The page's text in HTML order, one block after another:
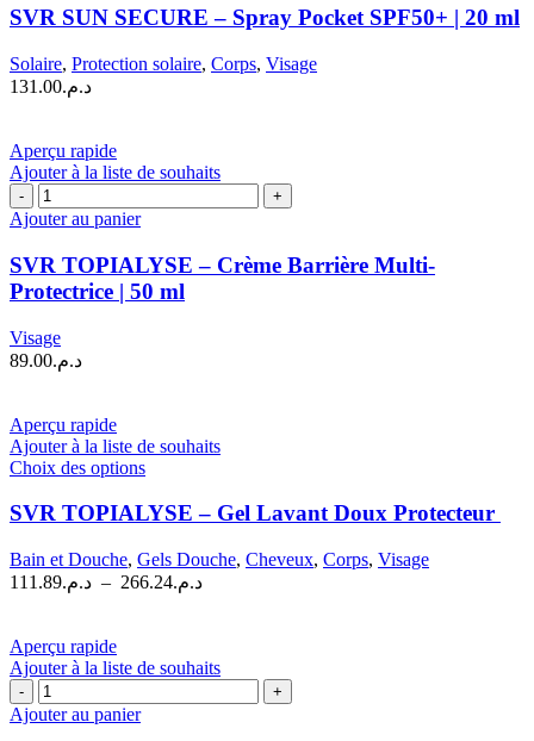
SUN
SECURE
–
Spray
Pocket
20
ml
SVR SUN SECURE – Spray Pocket SPF50+ | 20 ml
Solaire, Protection solaire, Corps, Visage
د.م.131.00
Aperçu rapide
Ajouter à la liste de souhaits
quantité
de
TOPIALYSE
–
Crème
Multi-
Protectrice
ml
Ajouter au panier
SVR TOPIALYSE – Crème Barrière Multi-
Protectrice | 50 ml
Visage
د.م.89.00
Aperçu rapide
Ajouter à la liste de souhaits
Choix des optionsCe
a
variations.
Les
options
choisies
sur
la
SVR TOPIALYSE – Gel Lavant Doux Protecteur
Bain et Douche, Gels Douche, Cheveux, Corps, Visage
د.م.111.89 – د.م.266.24
Plage
à
د.م.266.24
Aperçu rapide
Ajouter à la liste de souhaits
quantité
de
Ajouter au panier